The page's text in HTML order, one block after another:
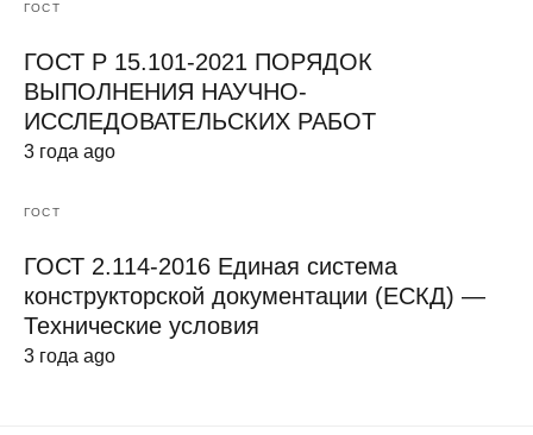
ГОСТ
ГОСТ Р 15.101-2021 ПОРЯДОК
ВЫПОЛНЕНИЯ НАУЧНО-
ИССЛЕДОВАТЕЛЬСКИХ РАБОТ
3 года ago
ГОСТ
ГОСТ 2.114-2016 Единая система
конструкторской документации (ЕСКД) —
Технические условия
3 года ago